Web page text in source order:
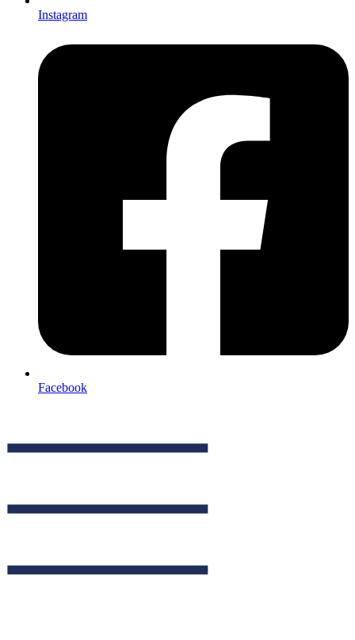
Instagram
Facebook